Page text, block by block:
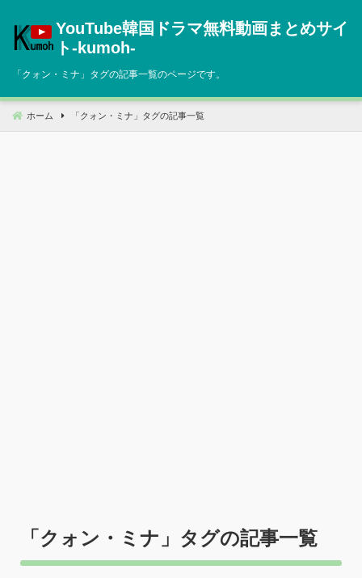
へ
動
YouTube韓国ドラマ無料動画まとめサイ
ト‐kumoh‐
「クォン・ミナ 」タグの記事一覧のページです。
ホーム 「 クォン・ミナ 」タグの記事一覧
「クォン・ミナ 」タグの記事一覧